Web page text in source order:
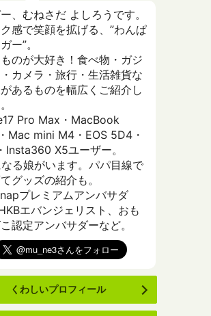
、むねさだ よしろうです。
感で笑顔を拡げる、”わんぱ
ー”。
のが大好き！食べ物・ガジ
カメラ・旅行・生活雑貨な
あるものを幅広くご紹介し
Pro Max・MacBook
Mac mini M4・EOS 5D4・
Insta360 X5ユーザー。
る娘がいます。パパ目線で
グッズの紹介も。
プレミアムアンバサダ
エバンジェリスト、おも
認定アンバサダーなど。
くわしいプロフィール